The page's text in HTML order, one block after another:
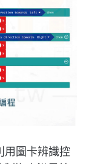
用圖卡辨識控